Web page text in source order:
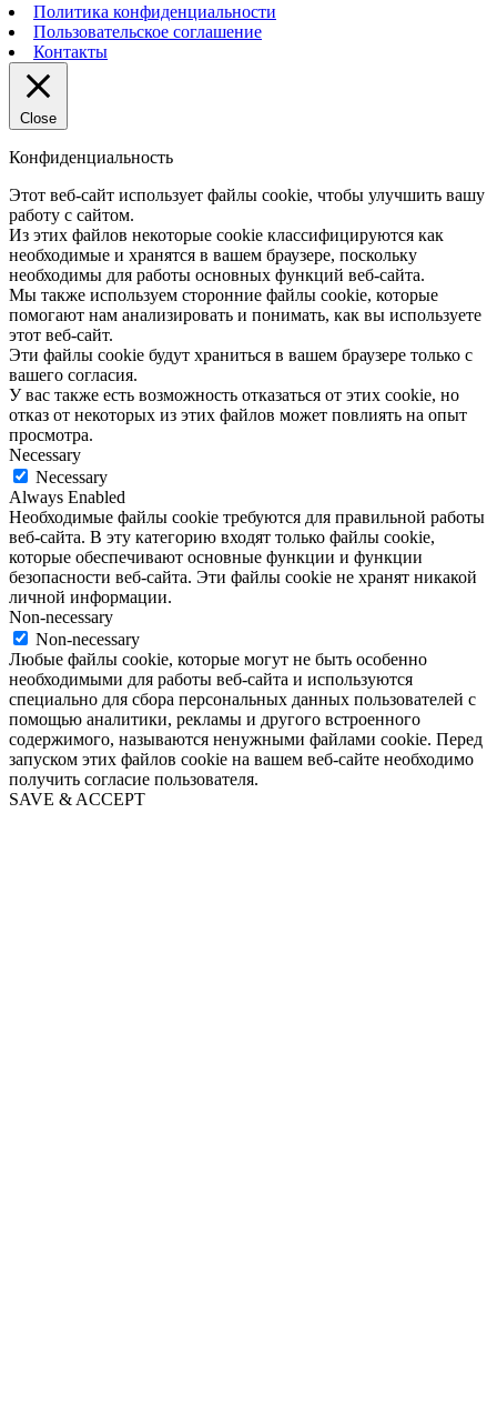
Политика конфиденциальности
Пользовательское соглашение
Контакты
Close
Конфиденциальность
Этот веб-сайт использует файлы cookie, чтобы улучшить вашу
работу с сайтом.
Из этих файлов некоторые cookie классифицируются как
необходимые и хранятся в вашем браузере, поскольку
необходимы для работы основных функций веб-сайта.
Мы также используем сторонние файлы cookie, которые
помогают нам анализировать и понимать, как вы используете
этот веб-сайт.
Эти файлы cookie будут храниться в вашем браузере только с
вашего согласия.
У вас также есть возможность отказаться от этих cookie, но
отказ от некоторых из этих файлов может повлиять на опыт
просмотра.
Necessary
Necessary
Always Enabled
Необходимые файлы cookie требуются для правильной работы
веб-сайта. В эту категорию входят только файлы cookie,
которые обеспечивают основные функции и функции
безопасности веб-сайта. Эти файлы cookie не хранят никакой
личной информации.
Non-necessary
Non-necessary
Любые файлы cookie, которые могут не быть особенно
необходимыми для работы веб-сайта и используются
специально для сбора персональных данных пользователей с
помощью аналитики, рекламы и другого встроенного
содержимого, называются ненужными файлами cookie. Перед
запуском этих файлов cookie на вашем веб-сайте необходимо
получить согласие пользователя.
SAVE & ACCEPT